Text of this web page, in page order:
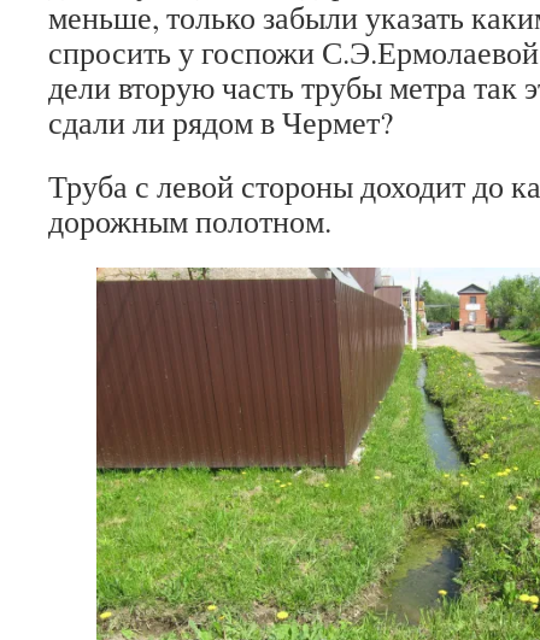
меньше, только забыли указать
спросить у госпожи
дели вторую часть трубы метра так
сдали ли рядом в Чермет?
Труба с левой стороны доходит до
дорожным полотном.